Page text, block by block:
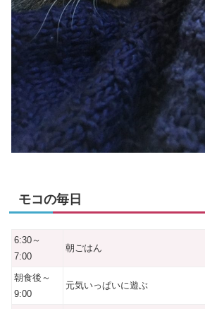
モコの毎日
6:30～
7:00
朝ごはん
朝食後～
9:00
元気いっぱいに遊ぶ